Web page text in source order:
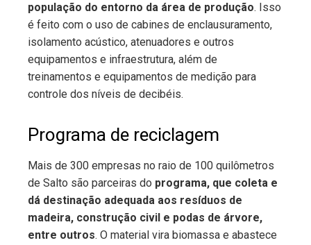
população do entorno da área de produção. Isso
é feito com o uso de cabines de enclausuramento,
isolamento acústico, atenuadores e outros
equipamentos e infraestrutura, além de
treinamentos e equipamentos de medição para
controle dos níveis de decibéis.
Programa de reciclagem
Mais de 300 empresas no raio de 100 quilômetros
de Salto são parceiras do programa, que coleta e
dá destinação adequada aos resíduos de
madeira, construção civil e podas de árvore,
entre outros. O material vira biomassa e abastece